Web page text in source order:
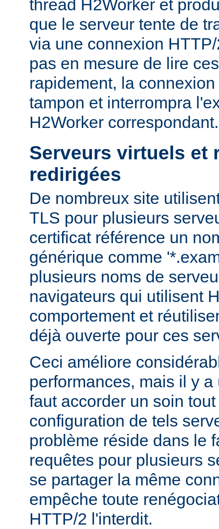
thread H2Worker et
que le serveur tente de
via une connexion
pas en mesure de lire
rapidement, la
tampon et interrompra
H2Worker correspondant.
Serveurs virtuels et
redirigées
De nombreux site
TLS pour plusieurs
certificat référence un
générique comme
plusieurs noms de
navigateurs qui utilisent
comportement et
déjà ouverte pour ces
Ceci améliore
performances, mais il y
faut accorder un soin
configuration de tels
problème réside dans le
requêtes pour plusieurs
se partager la même
empêche toute
HTTP/2 l'interdit.